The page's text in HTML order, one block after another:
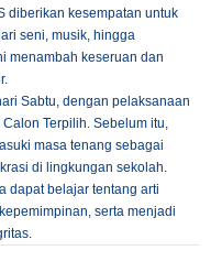
diberikan kesempatan untuk
seni, musik, hingga
menambah keseruan dan
Sabtu, dengan pelaksanaan
Terpilih. Sebelum itu,
masa tenang sebagai
di lingkungan sekolah.
dapat belajar tentang arti
serta menjadi